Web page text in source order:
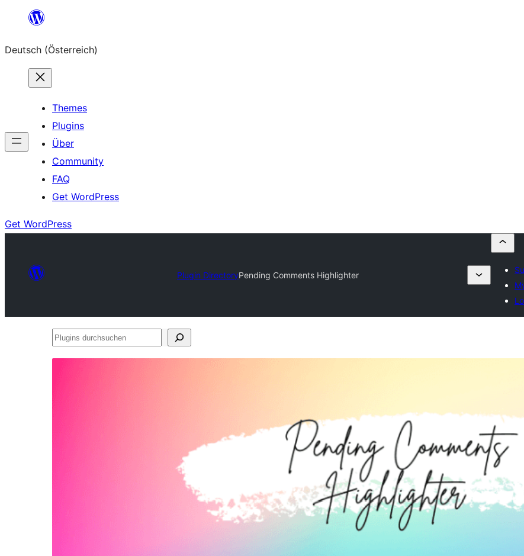
springen
Deutsch (Österreich)
Themes
Plugins
Über
Community
FAQ
Get WordPress
Get WordPress
Plugin DirectoryPending Comments Highlighter
Plugins